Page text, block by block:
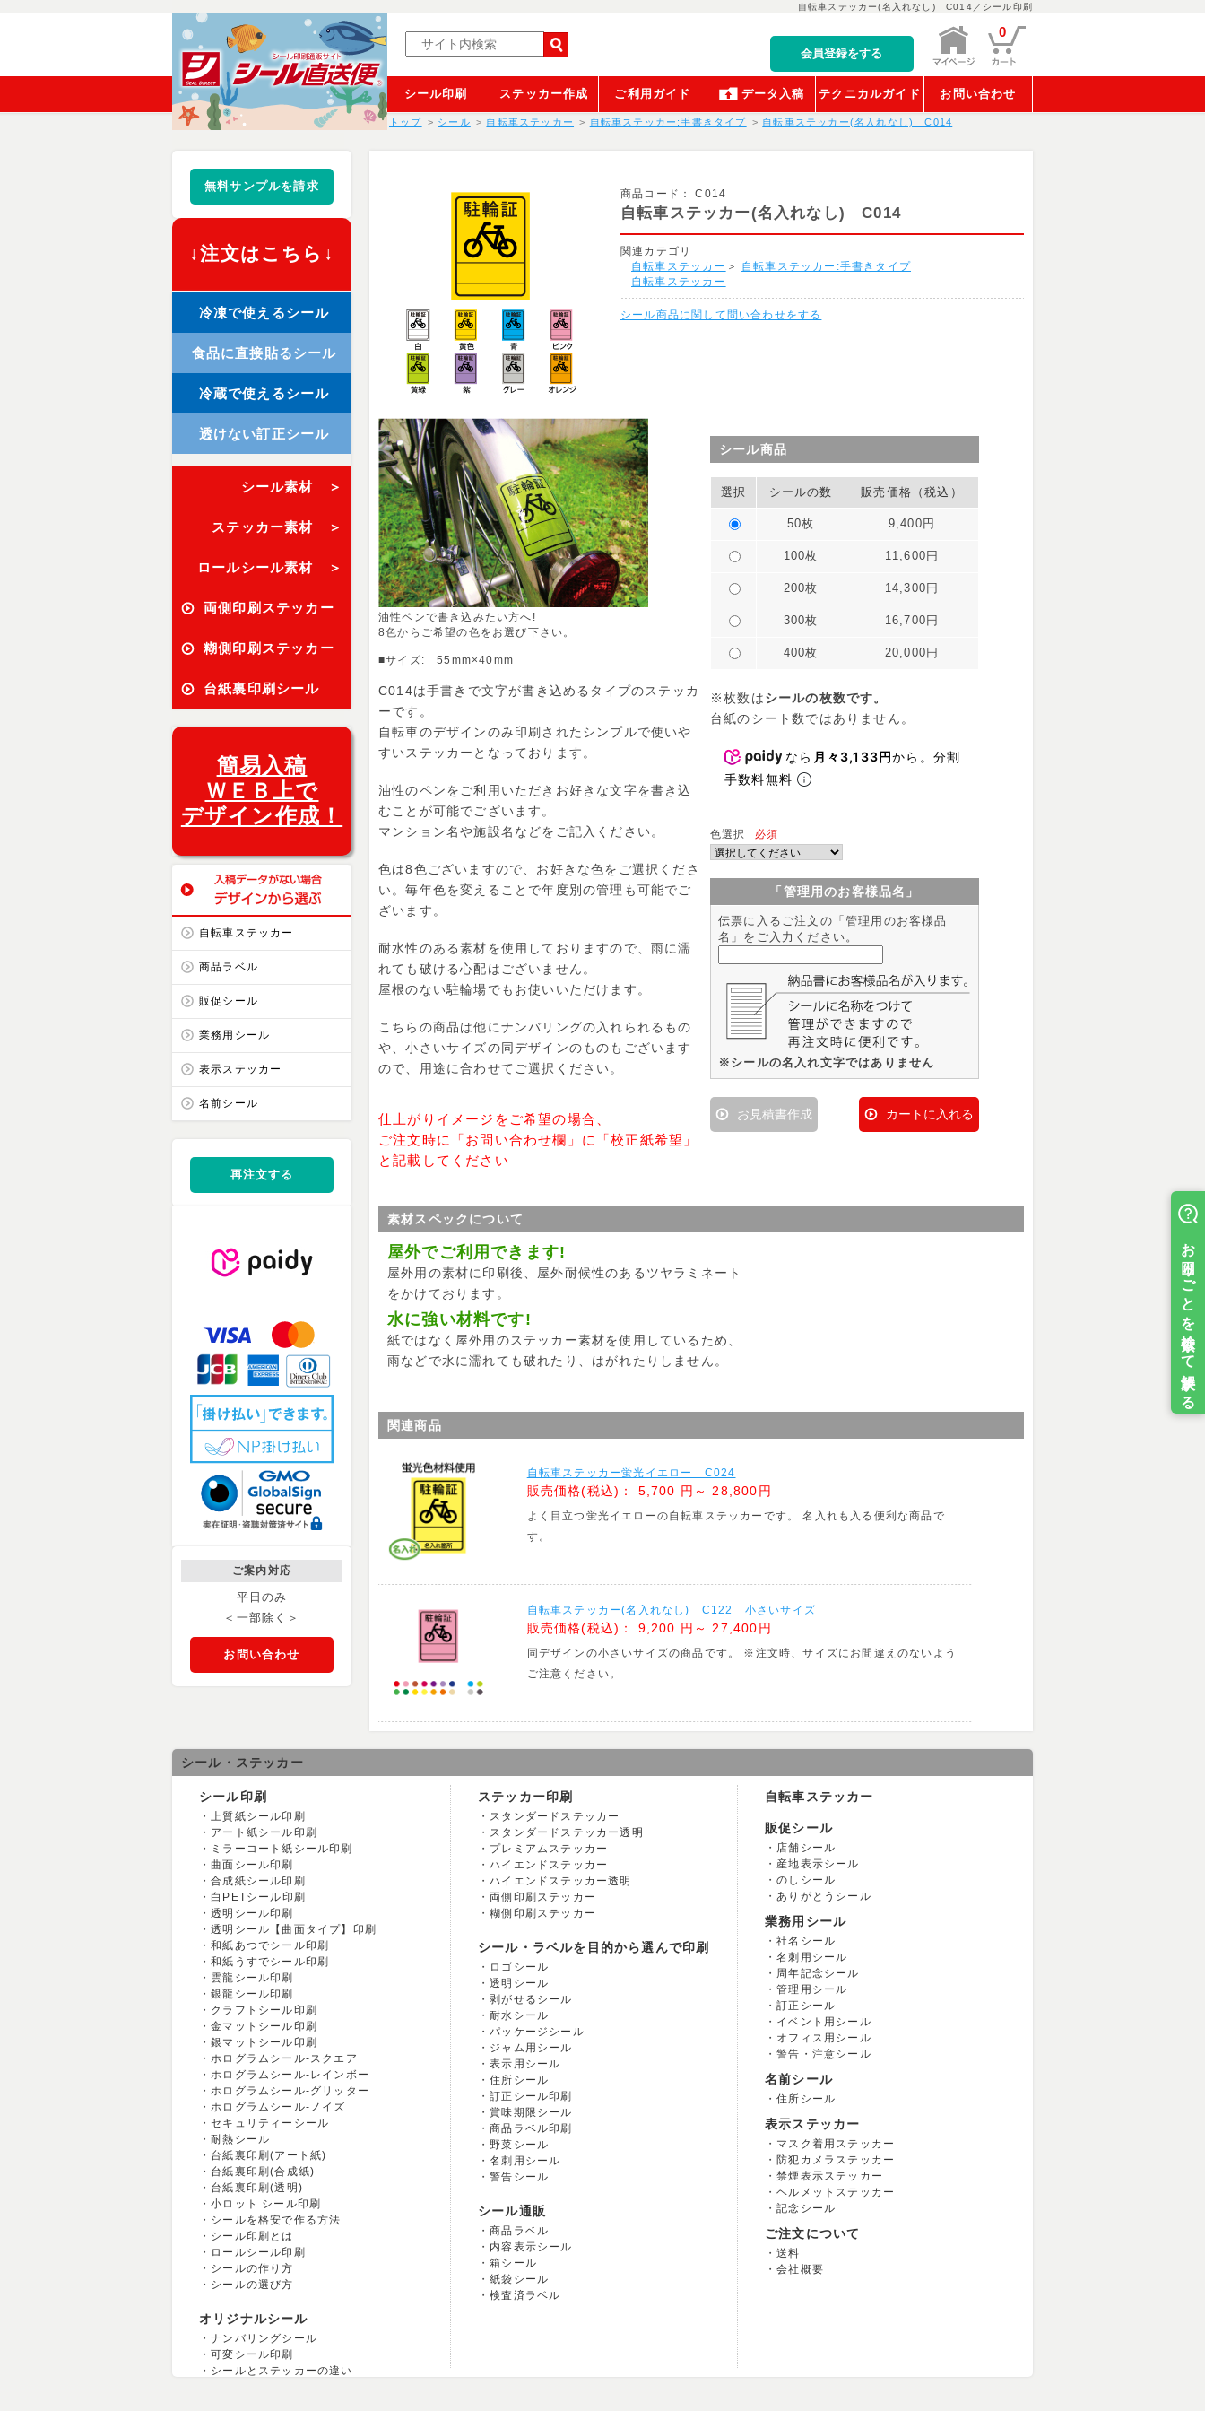
自転車ステッカー(名入れなし) C014／シール印刷
会員登録をする
0
シール印刷 ステッカー作成 ご利用ガイド データ入稿 テクニカルガイド お問い合わせ
トップ シール 自転車ステッカー 自転車ステッカー:手書きタイプ 自転車ステッカー(名入れなし) C014
無料サンプルを請求
↓注文はこちら↓
冷凍で使えるシール
食品に直接貼るシール
冷蔵で使えるシール
透けない訂正シール
シール素材 ＞
ステッカー素材 ＞
ロールシール素材 ＞
両側印刷ステッカー
糊側印刷ステッカー
台紙裏印刷シール
簡易入稿
ＷＥＢ上で
デザイン作成！
自転車ステッカー
商品ラベル
販促シール
業務用シール
表示ステッカー
名前シール
再注文する
ご案内対応
平日のみ
＜一部除く＞
お問い合わせ
商品コード： C014
自転車ステッカー(名入れなし) C014
関連カテゴリ
自転車ステッカー ＞
自転車ステッカー:手書きタイプ
自転車ステッカー
シール商品に関して問い合わせをする
油性ペンで書き込みたい方へ!
8色からご希望の色をお選び下さい。
■サイズ: 55mm×40mm
C014は手書きで文字が書き込めるタイプのステッカ
ーです。
自転車のデザインのみ印刷されたシンプルで使いや
すいステッカーとなっております。
油性のペンをご利用いただきお好きな文字を書き込
むことが可能でございます。
マンション名や施設名などをご記入ください。
色は8色ございますので、お好きな色をご選択くださ
い。毎年色を変えることで年度別の管理も可能でご
ざいます。
耐水性のある素材を使用しておりますので、雨に濡
れても破ける心配はございません。
屋根のない駐輪場でもお使いいただけます。
こちらの商品は他にナンバリングの入れられるもの
や、小さいサイズの同デザインのものもございます
ので、用途に合わせてご選択ください。
仕上がりイメージをご希望の場合、
ご注文時に「お問い合わせ欄」に「校正紙希望」
と記載してください
シール商品
選択 シールの数 販売価格（税込）
50枚 9,400円
100枚 11,600円
200枚 14,300円
300枚 16,700円
400枚 20,000円
※枚数はシールの枚数です。
台紙のシート数ではありません。
なら 月々3,133円から。分割
手数料無料
色選択 必須
「管理用のお客様品名」
伝票に入るご注文の「管理用のお客様品
名」をご入力ください。
※シールの名入れ文字ではありません
お見積書作成 カートに入れる
素材スペックについて
屋外でご利用できます!
屋外用の素材に印刷後、屋外耐候性のあるツヤラミネート
をかけております。
水に強い材料です!
紙ではなく屋外用のステッカー素材を使用しているため、
雨などで水に濡れても破れたり、はがれたりしません。
関連商品
自転車ステッカー蛍光イエロー C024
販売価格(税込)： 5,700 円～ 28,800円
よく目立つ蛍光イエローの自転車ステッカーです。 名入れも入る便利な商品で
す。
自転車ステッカー(名入れなし) C122 小さいサイズ
販売価格(税込)： 9,200 円～ 27,400円
同デザインの小さいサイズの商品です。 ※注文時、サイズにお間違えのないよう
ご注意ください。
シール・ステッカー
シール印刷
上質紙シール印刷
アート紙シール印刷
ミラーコート紙シール印刷
曲面シール印刷
合成紙シール印刷
白PETシール印刷
透明シール印刷
透明シール【曲面タイプ】印刷
和紙あつでシール印刷
和紙うすでシール印刷
雲龍シール印刷
銀龍シール印刷
クラフトシール印刷
金マットシール印刷
銀マットシール印刷
ホログラムシール-スクエア
ホログラムシール-レインボー
ホログラムシール-グリッター
ホログラムシール-ノイズ
セキュリティーシール
耐熱シール
台紙裏印刷(アート紙)
台紙裏印刷(合成紙)
台紙裏印刷(透明)
小ロット シール印刷
シールを格安で作る方法
シール印刷とは
ロールシール印刷
シールの作り方
シールの選び方
オリジナルシール
ナンバリングシール
可変シール印刷
シールとステッカーの違い
ステッカー印刷
スタンダードステッカー
スタンダードステッカー透明
プレミアムステッカー
ハイエンドステッカー
ハイエンドステッカー透明
両側印刷ステッカー
糊側印刷ステッカー
シール・ラベルを目的から選んで印刷
ロゴシール
透明シール
剥がせるシール
耐水シール
パッケージシール
ジャム用シール
表示用シール
住所シール
訂正シール印刷
賞味期限シール
商品ラベル印刷
野菜シール
名刺用シール
警告シール
シール通販
商品ラベル
内容表示シール
箱シール
紙袋シール
検査済ラベル
自転車ステッカー
販促シール
店舗シール
産地表示シール
のしシール
ありがとうシール
業務用シール
社名シール
名刺用シール
周年記念シール
管理用シール
訂正シール
イベント用シール
オフィス用シール
警告・注意シール
名前シール
住所シール
表示ステッカー
マスク着用ステッカー
防犯カメラステッカー
禁煙表示ステッカー
ヘルメットステッカー
記念シール
ご注文について
送料
会社概要